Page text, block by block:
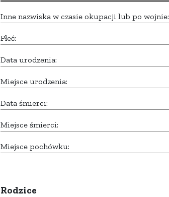
Inne nazwiska w czasie okupacji lub po wojnie:
Płeć:
Data urodzenia:
Miejsce urodzenia:
Data śmierci:
Miejsce śmierci:
Miejsce pochówku:
Rodzice